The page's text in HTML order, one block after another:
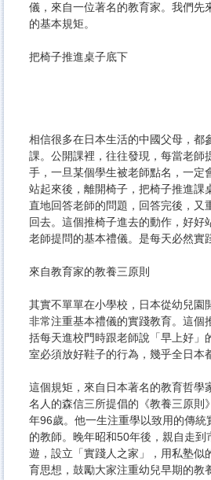
儀，來自一位著名的教育家。我們先
的基本規矩。
把椅子推進桌子底下
相信很多在日本生活的中國父母，都
課。公開課裡，往往發現，每當老師
手，一旦某個學生被老師點名，一定
站起來後，離開椅子，把椅子推進課
直地回答老師的問題，回答完後，又
回去。這個推椅子進去的動作，好好
老師提問的基本禮儀。是每天必然實
來自教育家的教養三原則
其實不單單在小學校，日本從幼兒園
非常注重基本禮儀的實踐教育。這個
括每天進校門時跟老師說「早上好」
室必須放好鞋子的行為，幾乎全日本
這個規矩，來自日本著名的教育哲學
名人的森信三所提倡的《教養三原則
年96歲。他一生注重學以致用的傳統
的教師。晚年昭和50年後，親自走到
遊，設立「實踐人之家」，用私塾似
育思想，鼓勵大家注重幼兒早期的教